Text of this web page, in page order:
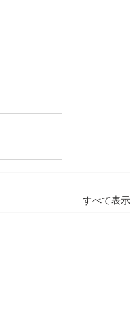
すべて表示